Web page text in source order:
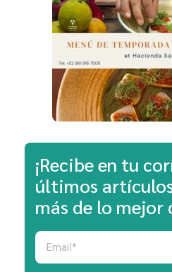
¡Recibe en tu
últimos
más de lo mejor